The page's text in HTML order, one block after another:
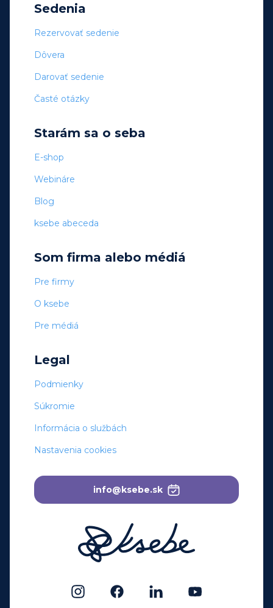
Sedenia
Rezervovať sedenie
Dôvera
Darovať sedenie
Časté otázky
Starám sa o seba
E-shop
Webináre
Blog
ksebe abeceda
Som firma alebo médiá
Pre firmy
O ksebe
Pre médiá
Legal
Podmienky
Súkromie
Informácia o službách
Nastavenia cookies
info@ksebe.sk